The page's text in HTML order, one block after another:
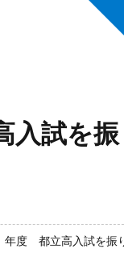
試を
年度 都立高入試を振